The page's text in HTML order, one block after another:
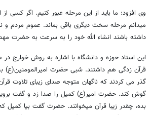
وی افزود: ما باید از این مرحله عبور کنیم. اگر کسی
می​دانم مرحله سخت دیگری باقی بماند. عموم مردم و
داشته باشند انشاء الله خود را به سرعت به حضرت
این استاد حوزه و دانشگاه با اشاره به روش خوارج
قرآن زدگی هم داشتند. شبی حضرت امیرالمومنین(ع)
گذر می کردند که ناگهان متوجه صدای زیبای تلاوت
گوش کند. حضرت امیر(ع) کمیل را صدا زد و گفت
بده، چقدر زیبا قرآن می​خوانند. حضرت گفت بیا کمیل